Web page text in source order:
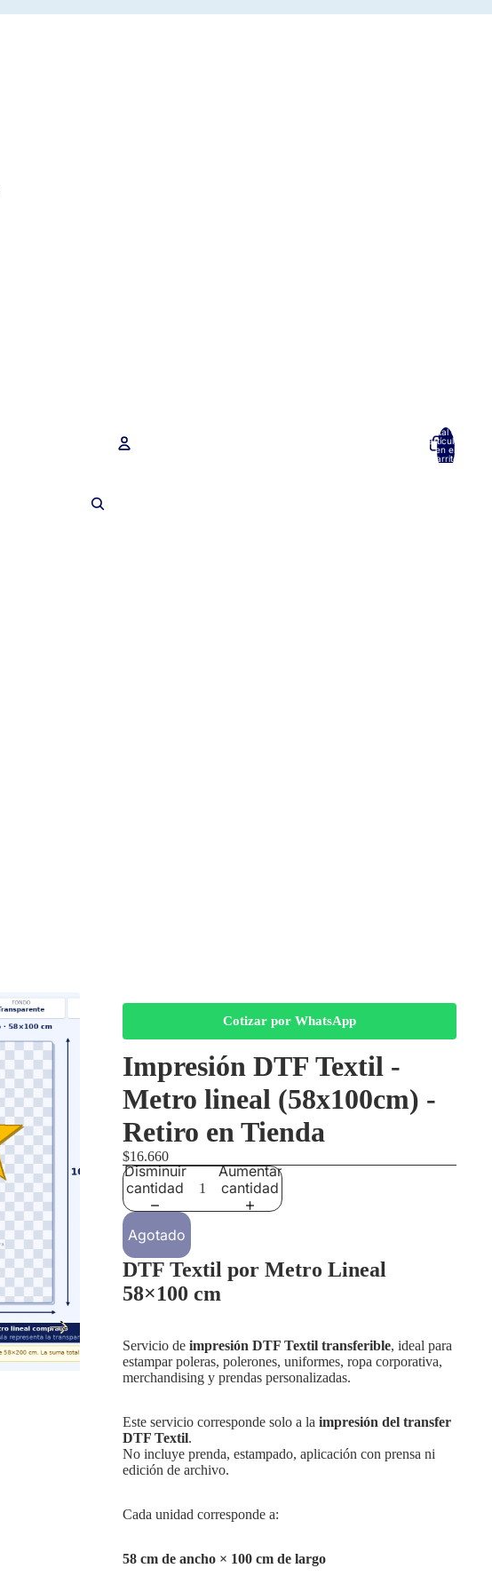
Total de
artículos
en el
carrito:
video
Cotizar por WhatsApp
Impresión DTF Textil -
Metro lineal (58x100cm) -
Retiro en Tienda
$16.660
Disminuir
cantidad
Aumentar
cantidad
Agotado
DTF Textil por Metro Lineal
58×100 cm
Servicio de impresión DTF Textil transferible, ideal para
estampar poleras, polerones, uniformes, ropa corporativa,
merchandising y prendas personalizadas.
Este servicio corresponde solo a la impresión del transfer
DTF Textil.
No incluye prenda, estampado, aplicación con prensa ni
edición de archivo.
Cada unidad corresponde a:
58 cm de ancho × 100 cm de largo